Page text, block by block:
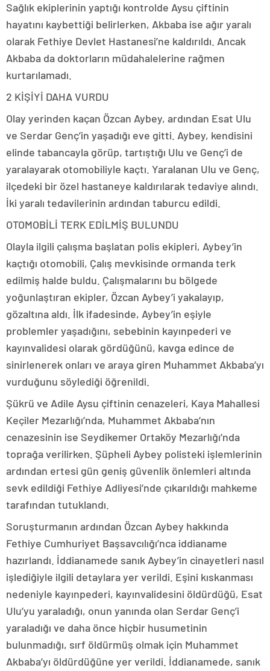
Sağlık ekiplerinin yaptığı kontrolde Aysu çiftinin
hayatını kaybettiği belirlerken, Akbaba ise ağır yaralı
olarak Fethiye Devlet Hastanesi’ne kaldırıldı. Ancak
Akbaba da doktorların müdahalelerine rağmen
kurtarılamadı.
2 KİŞİYİ DAHA VURDU
Olay yerinden kaçan Özcan Aybey, ardından Esat Ulu
ve Serdar Genç’in yaşadığı eve gitti. Aybey, kendisini
elinde tabancayla görüp, tartıştığı Ulu ve Genç’i de
yaralayarak otomobiliyle kaçtı. Yaralanan Ulu ve Genç,
ilçedeki bir özel hastaneye kaldırılarak tedaviye alındı.
İki yaralı tedavilerinin ardından taburcu edildi.
OTOMOBİLİ TERK EDİLMİŞ BULUNDU
Olayla ilgili çalışma başlatan polis ekipleri, Aybey’in
kaçtığı otomobili, Çalış mevkisinde ormanda terk
edilmiş halde buldu. Çalışmalarını bu bölgede
yoğunlaştıran ekipler, Özcan Aybey’i yakalayıp,
gözaltına aldı. İlk ifadesinde, Aybey’in eşiyle
problemler yaşadığını, sebebinin kayınpederi ve
kayınvalidesi olarak gördüğünü, kavga edince de
sinirlenerek onları ve araya giren Muhammet Akbaba’yı
vurduğunu söylediği öğrenildi.
Şükrü ve Adile Aysu çiftinin cenazeleri, Kaya Mahallesi
Keçiler Mezarlığı’nda, Muhammet Akbaba’nın
cenazesinin ise Seydikemer Ortaköy Mezarlığı’nda
toprağa verilirken. Şüpheli Aybey polisteki işlemlerinin
ardından ertesi gün geniş güvenlik önlemleri altında
sevk edildiği Fethiye Adliyesi’nde çıkarıldığı mahkeme
tarafından tutuklandı.
Soruşturmanın ardından Özcan Aybey hakkında
Fethiye Cumhuriyet Başsavcılığı’nca iddianame
hazırlandı. İddianamede sanık Aybey’in cinayetleri nasıl
işlediğiyle ilgili detaylara yer verildi. Eşini kıskanması
nedeniyle kayınpederi, kayınvalidesini öldürdüğü, Esat
Ulu’yu yaraladığı, onun yanında olan Serdar Genç’i
yaraladığı ve daha önce hiçbir husumetinin
bulunmadığı, sırf öldürmüş olmak için Muhammet
Akbaba’yı öldürdüğüne yer verildi. İddianamede, sanık